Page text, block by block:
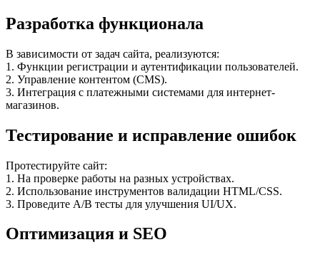
Разработка функционала
В зависимости от задач сайта, реализуются:
1. Функции регистрации и аутентификации пользователей.
2. Управление контентом (CMS).
3. Интеграция с платежными системами для интернет-
магазинов.
Тестирование и исправление ошибок
Протестируйте сайт:
1. На проверке работы на разных устройствах.
2. Использование инструментов валидации HTML/CSS.
3. Проведите A/B тесты для улучшения UI/UX.
Оптимизация и SEO